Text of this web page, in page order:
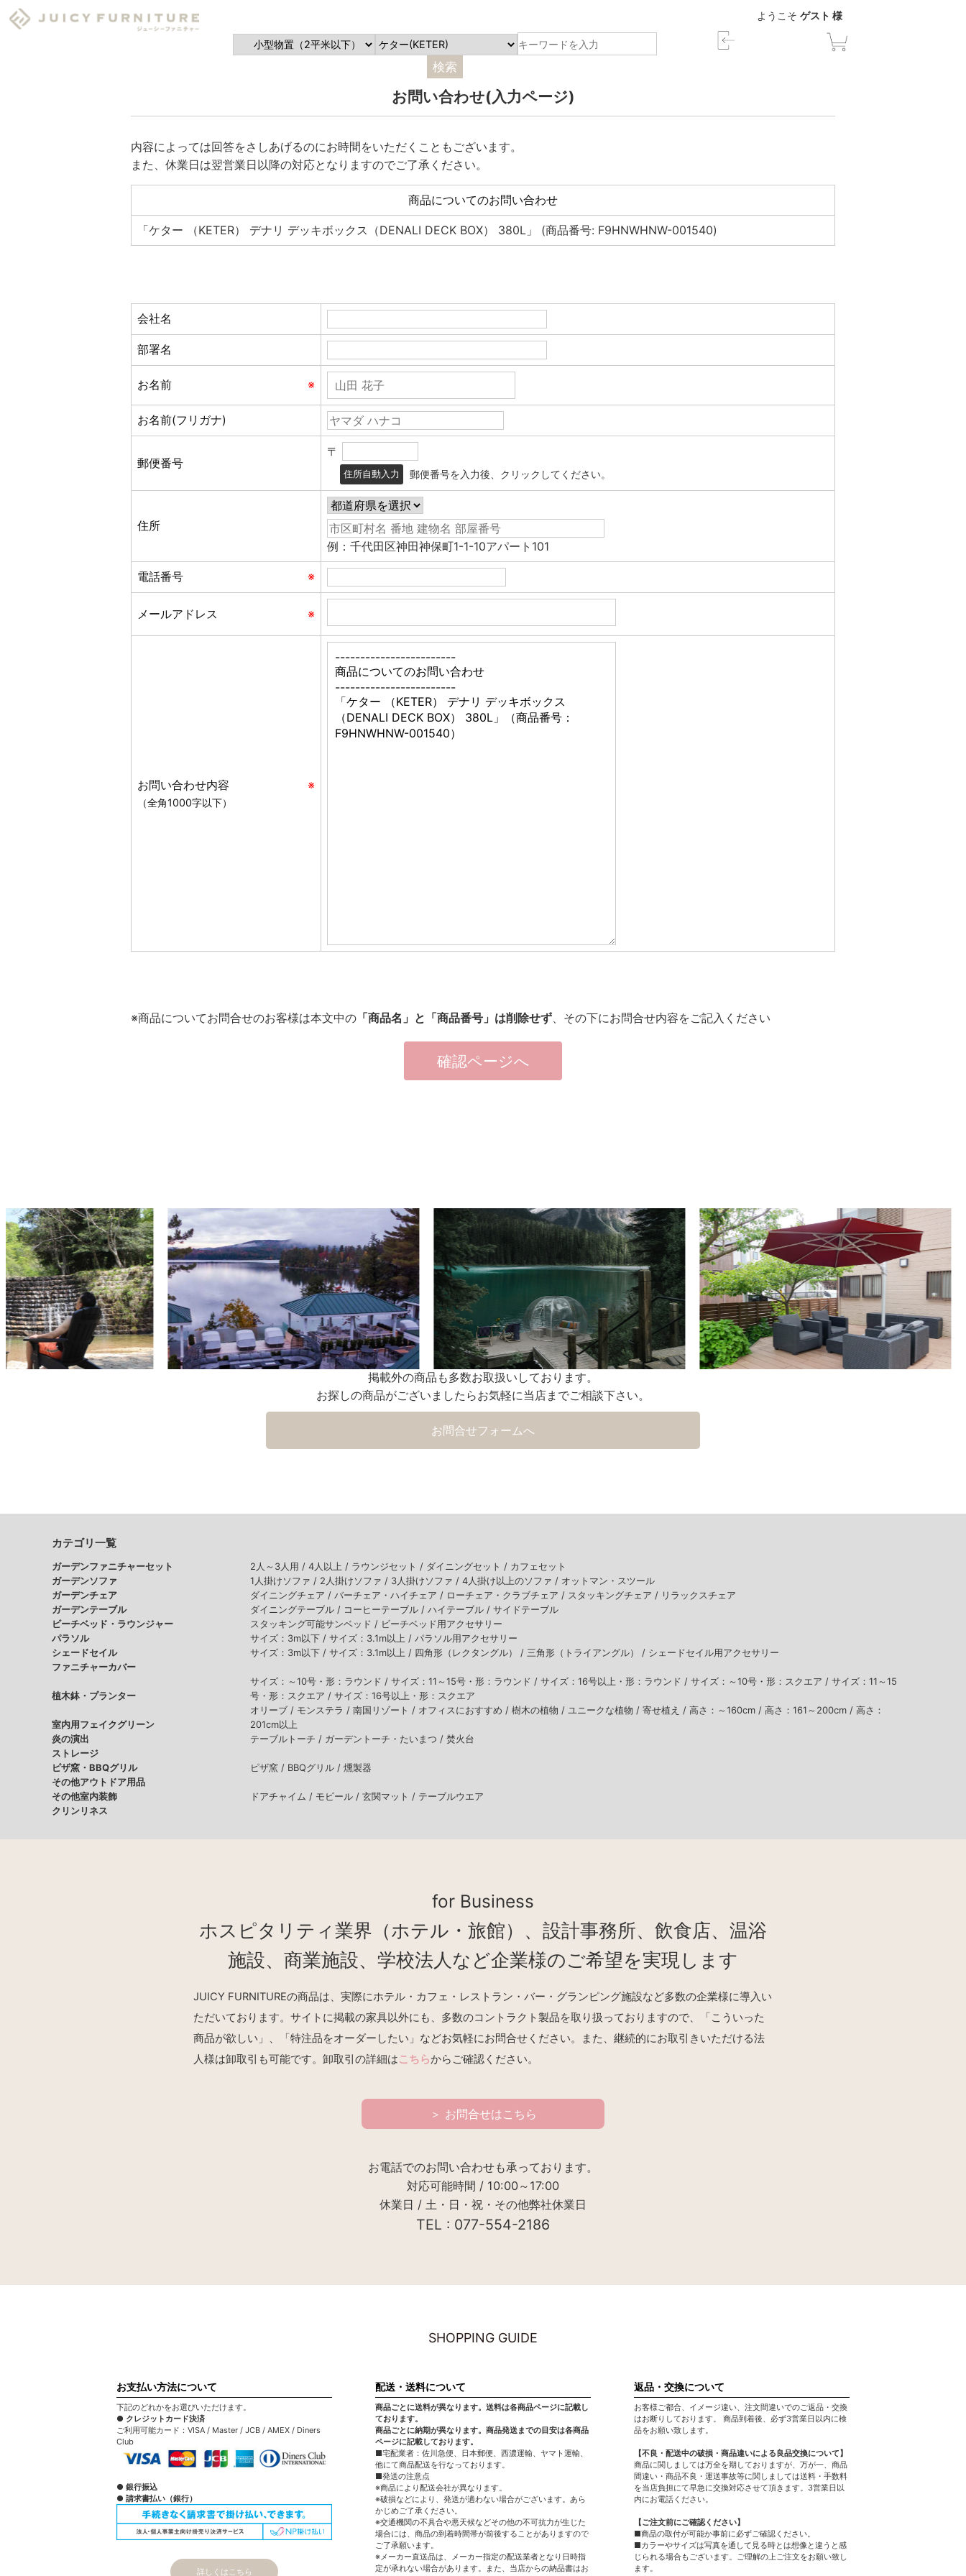
ようこそ ゲスト 様
お問い合わせ(入力ページ)
内容によっては回答をさしあげるのにお時間をいただくこともございます。
また、休業日は翌営業日以降の対応となりますのでご了承ください。
商品についてのお問い合わせ
「ケター （KETER） デナリ デッキボックス（DENALI DECK BOX） 380L」 (商品番号: F9HNWHNW-001540)
会社名
部署名
お名前 ※
お名前(フリガナ)
郵便番号
〒
住所自動入力 郵便番号を入力後、クリックしてください。
住所
例：千代田区神田神保町1-1-10アパート101
電話番号 ※
メールアドレス ※
お問い合わせ内容 ※
（全角1000字以下）
※商品についてお問合せのお客様は本文中の 「商品名」と「商品番号」は削除せず 、その下にお問合せ内容をご記入ください
掲載外の商品も多数お取扱いしております。
お探しの商品がございましたらお気軽に当店までご相談下さい。
お問合せフォームへ
カテゴリ一覧
ガーデンファニチャーセット 2人～3人用 / 4人以上 / ラウンジセット / ダイニングセット / カフェセット
ガーデンソファ
1人掛けソファ / 2人掛けソファ / 3人掛けソファ / 4人掛け以上のソファ / オットマン・スツール
ガーデンチェア
ダイニングチェア / バーチェア・ハイチェア / ローチェア・クラブチェア / スタッキングチェア / リラックスチェア
ガーデンテーブル
ダイニングテーブル / コーヒーテーブル / ハイテーブル / サイドテーブル
ビーチベッド・ラウンジャー
スタッキング可能サンベッド / ビーチベッド用アクセサリー
パラソル
サイズ：3m以下 / サイズ：3.1m以上 / パラソル用アクセサリー
シェードセイル
サイズ：3m以下 / サイズ：3.1m以上 / 四角形（レクタングル） / 三角形（トライアングル） / シェードセイル用アクセサリー
ファニチャーカバー
植木鉢・プランター
サイズ：～10号・形：ラウンド / サイズ：11～15号・形：ラウンド / サイズ：16号以上・形：ラウンド / サイズ：～10号・形：スクエア / サイズ：11～15
号・形：スクエア / サイズ：16号以上・形：スクエア
室内用フェイクグリーン
オリーブ / モンステラ / 南国リゾート / オフィスにおすすめ / 樹木の植物 / ユニークな植物 / 寄せ植え / 高さ：～160cm / 高さ：161～200cm / 高さ：
201cm以上
炎の演出
テーブルトーチ / ガーデントーチ・たいまつ / 焚火台
ストレージ
ピザ窯・BBQグリル
ピザ窯 / BBQグリル / 燻製器
その他アウトドア用品
その他室内装飾
ドアチャイム / モビール / 玄関マット / テーブルウエア
クリンリネス
for Business
ホスピタリティ業界（ホテル・旅館）、設計事務所、飲食店、温浴
施設、商業施設、学校法人など企業様のご希望を実現します
JUICY FURNITUREの商品は、実際にホテル・カフェ・レストラン・バー・グランピング施設など多数の企業様に導入い
ただいております。サイトに掲載の家具以外にも、多数のコントラクト製品を取り扱っておりますので、「こういった
商品が欲しい」、「特注品をオーダーしたい」などお気軽にお問合せください。また、継続的にお取引きいただける法
人様は卸取引も可能です。卸取引の詳細はこちらからご確認ください。
＞ お問合せはこちら
お電話でのお問い合わせも承っております。
対応可能時間 / 10:00～17:00
休業日 / 土・日・祝・その他弊社休業日
TEL : 077-554-2186
SHOPPING GUIDE
お支払い方法について
下記のどれかをお選びいただけます。
● クレジットカード決済
ご利用可能カード：VISA / Master / JCB / AMEX / Diners
Club
● 銀行振込
● 請求書払い（銀行）
詳しくはこちら
配送・送料について
商品ごとに送料が異なります。送料は各商品ページに記載し
ております。
商品ごとに納期が異なります。商品発送までの目安は各商品
ページに記載しております。
■宅配業者：佐川急便、日本郵便、西濃運輸、ヤマト運輸、
他にて商品配送を行なっております。
■発送の注意点
※商品により配送会社が異なります。
※破損などにより、発送が適わない場合がございます。あら
かじめご了承ください。
※交通機関の不具合や悪天候などその他の不可抗力が生じた
場合には、商品の到着時間帯が前後することがありますので
ご了承願います。
※メーカー直送品は、メーカー指定の配送業者となり日時指
定が承れない場合があります。また、当店からの納品書はお
返品・交換について
お客様ご都合、イメージ違い、注文間違いでのご返品・交換
はお断りしております。 商品到着後、必ず3営業日以内に検
品をお願い致します。
【不良・配送中の破損・商品違いによる良品交換について】
商品に関しましては万全を期しておりますが、万が一、商品
間違い・商品不良・運送事故等に関しましては送料・手数料
を当店負担にて早急に交換対応させて頂きます。3営業日以
内にお電話ください。
【ご注文前にご確認ください】
■商品の取付が可能か事前に必ずご確認ください。
■カラーやサイズは写真を通して見る時とは想像と違うと感
じられる場合もございます。ご理解の上ご注文をお願い致し
ます。